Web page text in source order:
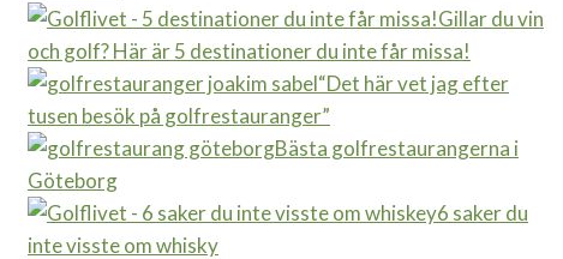
Gillar du vin
och golf? Här är 5 destinationer du inte får missa!
“Det här vet jag efter
tusen besök på golfrestauranger”
Bästa golfrestaurangerna i
Göteborg
6 saker du
inte visste om whisky